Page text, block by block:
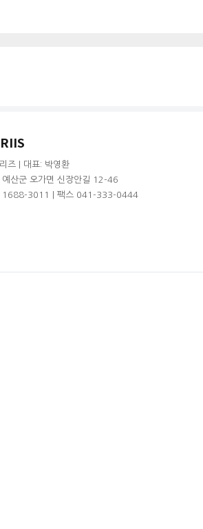
즈 | 대표: 박영환
예산군 오가면 신장안길 12-46
1688-3011 | 팩스 041-333-0444